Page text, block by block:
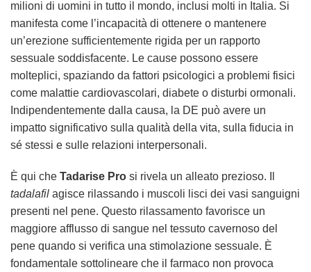
milioni di uomini in tutto il mondo, inclusi molti in Italia. Si
manifesta come l’incapacità di ottenere o mantenere
un’erezione sufficientemente rigida per un rapporto
sessuale soddisfacente. Le cause possono essere
molteplici, spaziando da fattori psicologici a problemi fisici
come malattie cardiovascolari, diabete o disturbi ormonali.
Indipendentemente dalla causa, la DE può avere un
impatto significativo sulla qualità della vita, sulla fiducia in
sé stessi e sulle relazioni interpersonali.
È qui che Tadarise Pro si rivela un alleato prezioso. Il
tadalafil agisce rilassando i muscoli lisci dei vasi sanguigni
presenti nel pene. Questo rilassamento favorisce un
maggiore afflusso di sangue nel tessuto cavernoso del
pene quando si verifica una stimolazione sessuale. È
fondamentale sottolineare che il farmaco non provoca